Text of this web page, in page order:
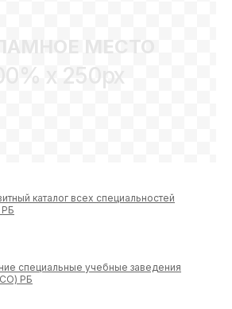
МЕСТО
x 250px
каталог всех специальностей
РБ
специальные учебные заведения
РБ